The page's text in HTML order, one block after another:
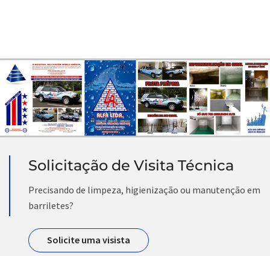
Solicitação de Visita Técnica
Precisando de limpeza, higienização ou manutenção em
barriletes?
Solicite uma visista